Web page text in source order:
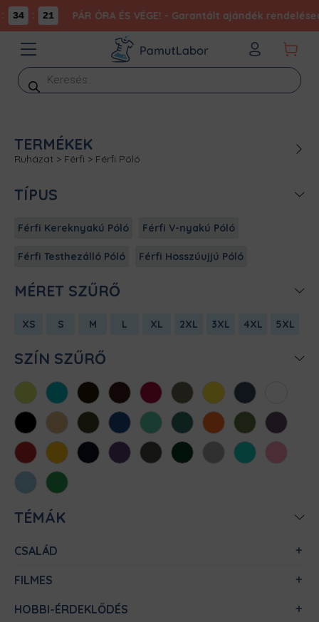
34 21 PÁR ÓRA ÉS VÉGE! - Garantált ajándék
Products
search
TERMÉKEK
Ruházat > Férfi > Férfi Póló
TÍPUS
Férfi Kereknyakú Póló Férfi V-nyakú Póló
Férfi Testhezálló Póló Férfi Hosszúujjú Póló
MÉRET SZŰRŐ
XS S M L XL 2XL 3XL 4XL 5XL
SZÍN SZŰRŐ
AlmazöldAtollkékBarnaBordóChili Cink Citromsárga
Denim
FeketeHomokKhaki KirálykékMentaMéregzöld
NarancsOliva Padlizsán
Piros SárgaSötétkékSötétlilaSötétszürke
SötétzöldSportszürke
Türkiz
Világos
rózsaszín
Világoskék
Zöld
TÉMÁK
CSALÁD
FILMES
HOBBI-ÉRDEKLŐDÉS